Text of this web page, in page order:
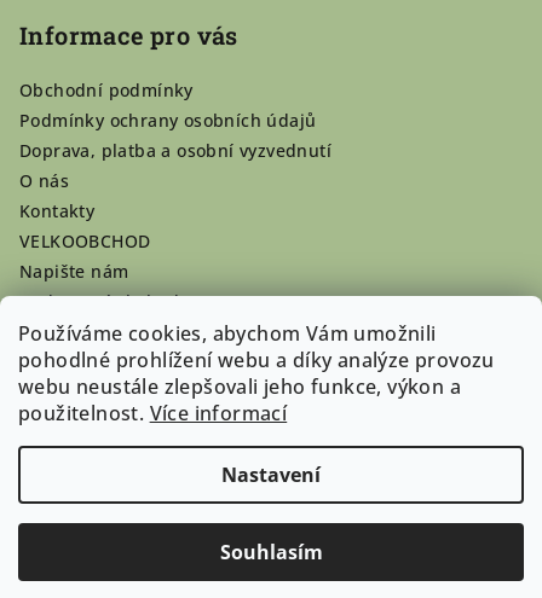
Používáme cookies, abychom Vám umožnili
pohodlné prohlížení webu a díky analýze provozu
webu neustále zlepšovali jeho funkce, výkon a
použitelnost. Více informací
Nastavení
Souhlasím
Informace pro vás
Obchodní podmínky
Podmínky ochrany osobních údajů
Doprava, platba a osobní vyzvednutí
O nás
Kontakty
VELKOOBCHOD
Napište nám
Hodnocení obchodu
Registrace se vyplatí!
Pamlsky na míru
Nepřevzaté dobírky
Copyright 2026Doghouse-shop.cz. Všechna práva
vyhrazena.
Vytvořil Shoptet